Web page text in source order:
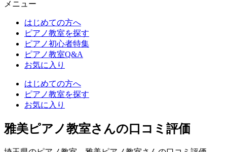
メニュー
はじめての方へ
ピアノ教室を探す
ピアノ初心者特集
ピアノ教室Q&A
お気に入り
はじめての方へ
ピアノ教室を探す
お気に入り
雅美ピアノ教室さんの口コミ評価